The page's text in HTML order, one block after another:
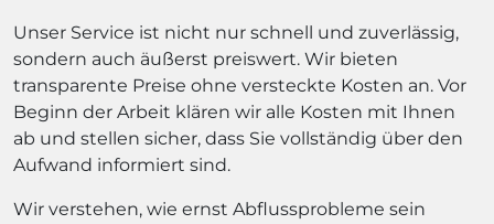
Unser Service ist nicht nur schnell und zuverlässig,
sondern auch äußerst preiswert. Wir bieten
transparente Preise ohne versteckte Kosten an. Vor
Beginn der Arbeit klären wir alle Kosten mit Ihnen
ab und stellen sicher, dass Sie vollständig über den
Aufwand informiert sind.
Wir verstehen, wie ernst Abflussprobleme sein